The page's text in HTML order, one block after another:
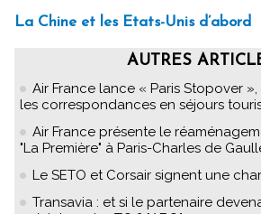
La Chine et les Etats-Unis d’abord
AUTRES
Air France lance « Paris Stopover
les correspondances en séjours
Air France présente le
"La Première" à Paris-Charles de
Le SETO et Corsair signent une
Transavia : et si le partenaire